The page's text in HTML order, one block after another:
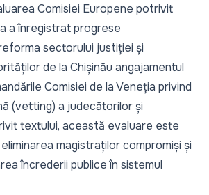
Comisiei Europene potrivit
a înregistrat progrese
sectorului justiției și
de la Chișinău angajamentul
Comisiei de la Veneția privind
(vetting) a judecătorilor și
textului, această evaluare este
magistraților compromiși și
încrederii publice în sistemul